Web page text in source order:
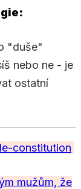
"duše"
nebo ne - je
ostatní
constitution
mužům, že